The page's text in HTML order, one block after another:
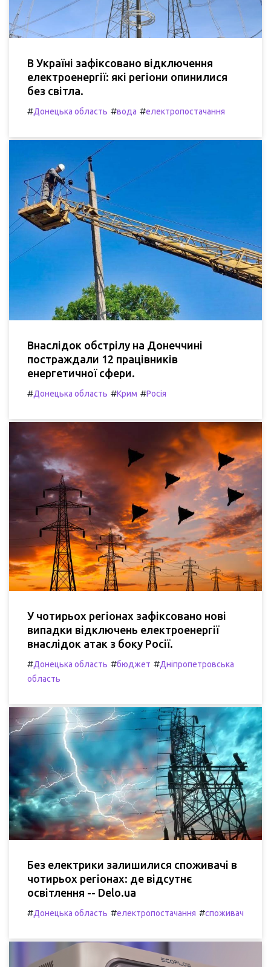
В Україні зафіксовано відключення
електроенергії: які регіони опинилися
без світла.
#Донецька область #вода #електропостачання
Внаслідок обстрілу на Донеччині
постраждали 12 працівників
енергетичної сфери.
#Донецька область #Крим #Росія
У чотирьох регіонах зафіксовано нові
випадки відключень електроенергії
внаслідок атак з боку Росії.
#Донецька область #бюджет #Дніпропетровська
область
Без електрики залишилися споживачі в
чотирьох регіонах: де відсутнє
освітлення -- Delo.ua
#Донецька область #електропостачання #споживач